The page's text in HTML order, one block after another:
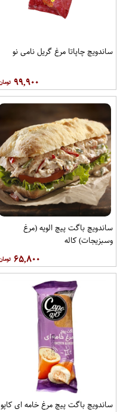
ساندویچ چاپاتا مرغ گریل نامی نو
۹۹,۹۰۰
ساندویچ باگت پیچ الویه (مرغ
وسبزیجات) کاله
۶۵,۸۰۰
ساندویچ باگت پیچ مرغ خامه ای کاپو